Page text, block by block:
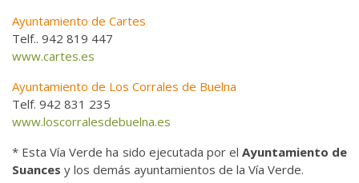
Ayuntamiento de Cartes
Telf.. 942 819 447
www.cartes.es
Ayuntamiento de Los Corrales de Buelna
Telf. 942 831 235
www.loscorralesdebuelna.es
* Esta Vía Verde ha sido ejecutada por el Ayuntamiento de
Suances y los demás ayuntamientos de la Vía Verde.